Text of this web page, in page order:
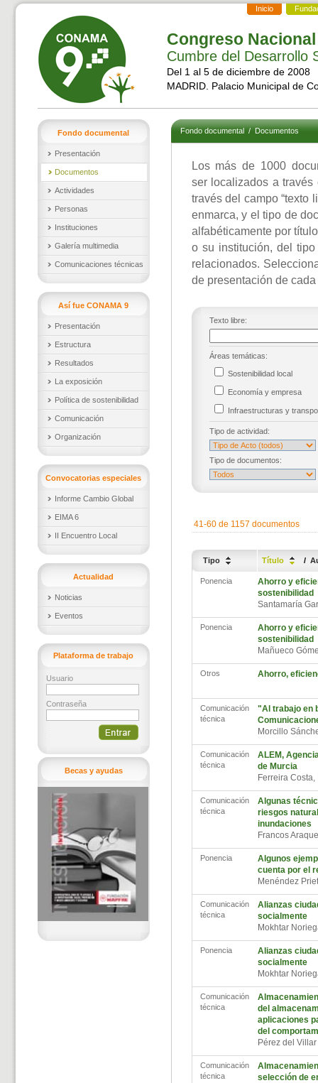
Inicio
Congreso
Cumbre del Desarrollo
Del 1 al 5 de diciembre de 2008
MADRID. Palacio Municipal de
Fondo documental
Presentación
Documentos
Actividades
Personas
Instituciones
Galería multimedia
Comunicaciones técnicas
Así fue CONAMA 9
Presentación
Estructura
Resultados
La exposición
Política de sostenibilidad
Comunicación
Organización
Convocatorias especiales
Informe Cambio Global
EIMA 6
II Encuentro Local
Actualidad
Noticias
Eventos
Plataforma de trabajo
Usuario
Contraseña
Becas y ayudas
Fondo documental/Documentos
Los más de 1000
ser localizados a
través del campo “texto
enmarca, y el tipo de
alfabéticamente por
o su institución, del
relacionados.
de presentación de
Texto libre:
Áreas temáticas:
Sostenibilidad local
Economía y empresa
Infraestructuras y
Tipo de actividad:
Tipo de documentos:
41-60 de 1157 documentos
Tipo Título /
Ponencia
Ahorro y
sostenibilidad
Santamaría
Ponencia
Ahorro y
sostenibilidad
Mañueco
Otros Ahorro,
Comunicación
técnica
"Al trabajo en
Morcillo
Comunicación
técnica
ALEM,
de Murcia
Ferreira
Comunicación
técnica
Algunas
riesgos
inundaciones
Francos
Ponencia
Algunos
cuenta por el
Menéndez
Comunicación
técnica
Alianzas
socialmente
Mokhtar
Ponencia
Alianzas
socialmente
Mokhtar
Comunicación
técnica
del
aplicaciones
del
Pérez del
Comunicación
técnica
selección de